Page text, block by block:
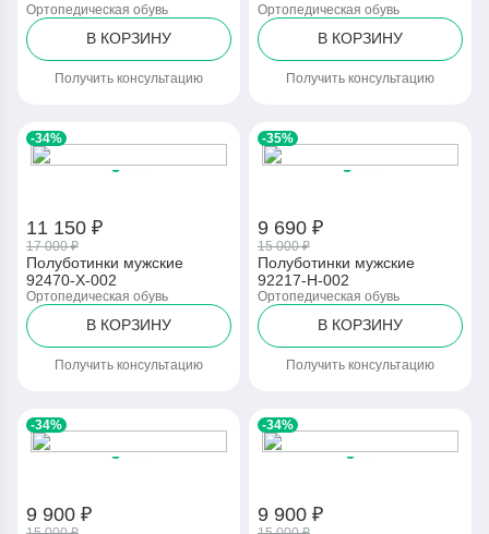
Ортопедическая обувь
В КОРЗИНУ
Получить консультацию
Ортопедическая обувь
В КОРЗИНУ
Получить консультацию
-34%
11 150 ₽
17 000 ₽
Полуботинки мужские
92470-Х-002
Ортопедическая обувь
В КОРЗИНУ
Получить консультацию
-35%
9 690 ₽
15 000 ₽
Полуботинки мужские
92217-Н-002
Ортопедическая обувь
В КОРЗИНУ
Получить консультацию
-34%
9 900 ₽
-34%
9 900 ₽